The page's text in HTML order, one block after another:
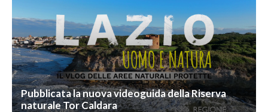
Pubblicata la nuova videoguida della Riserva
naturale Tor Caldara